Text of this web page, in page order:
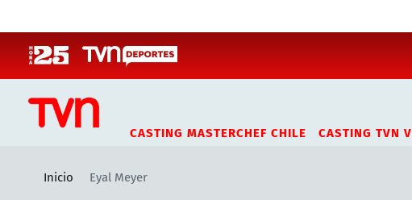
CASTING MASTERCHEF CHILE CASTING TVN
Inicio Eyal Meyer